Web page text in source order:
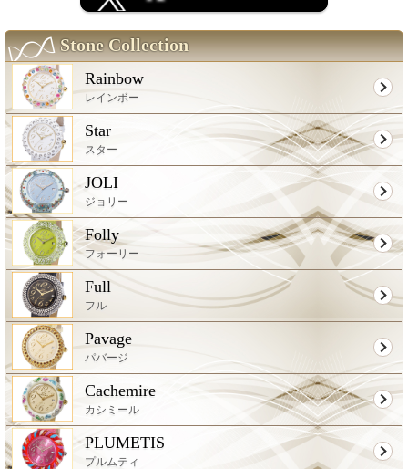
Stone Collection
Rainbow
レインボー
Star
スター
JOLI
ジョリー
Folly
フォーリー
Full
フル
Pavage
パバージ
Cachemire
カシミール
PLUMETIS
プルムティ